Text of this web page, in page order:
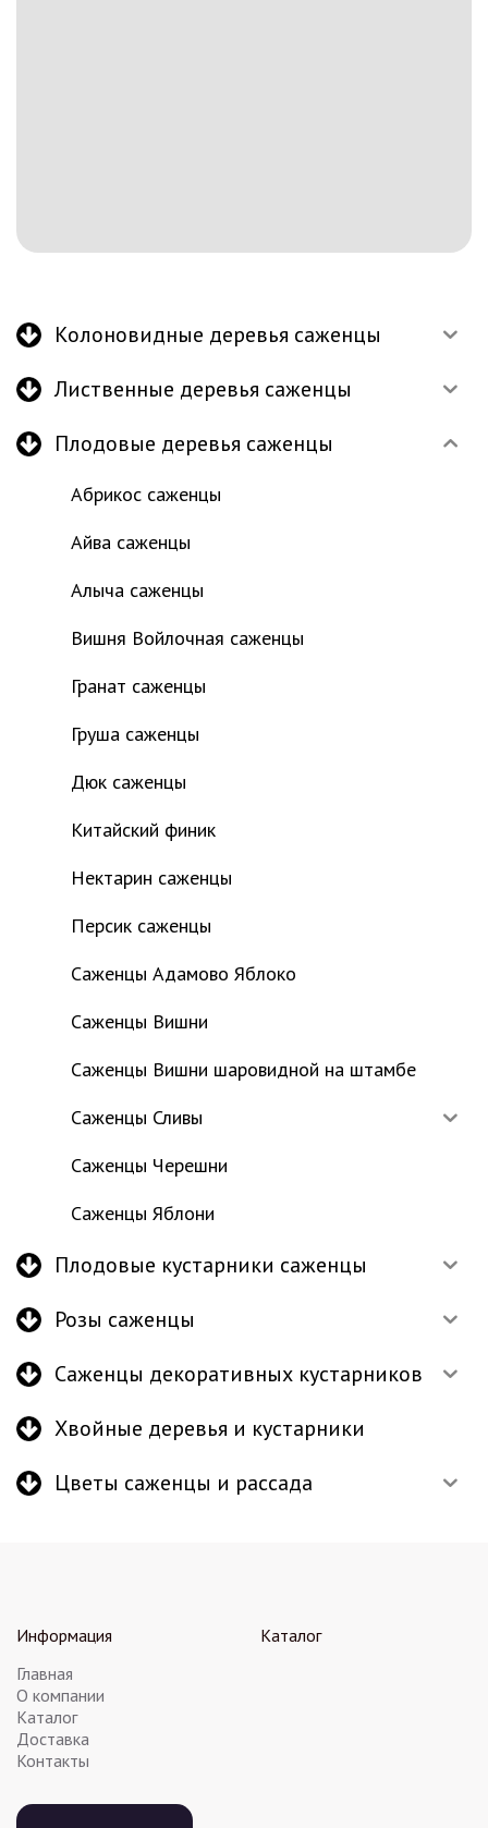
Колоновидные деревья саженцы
Лиственные деревья саженцы
Плодовые деревья саженцы
Абрикос саженцы
Айва саженцы
Алыча саженцы
Вишня Войлочная саженцы
Гранат саженцы
Груша саженцы
Дюк саженцы
Китайский финик
Нектарин саженцы
Персик саженцы
Саженцы Адамово Яблоко
Саженцы Вишни
Саженцы Вишни шаровидной на штамбе
Саженцы Сливы
Саженцы Черешни
Саженцы Яблони
Плодовые кустарники саженцы
Розы саженцы
Саженцы декоративных кустарников
Хвойные деревья и кустарники
Цветы саженцы и рассада
Информация
Главная
О компании
Каталог
Доставка
Контакты
Каталог